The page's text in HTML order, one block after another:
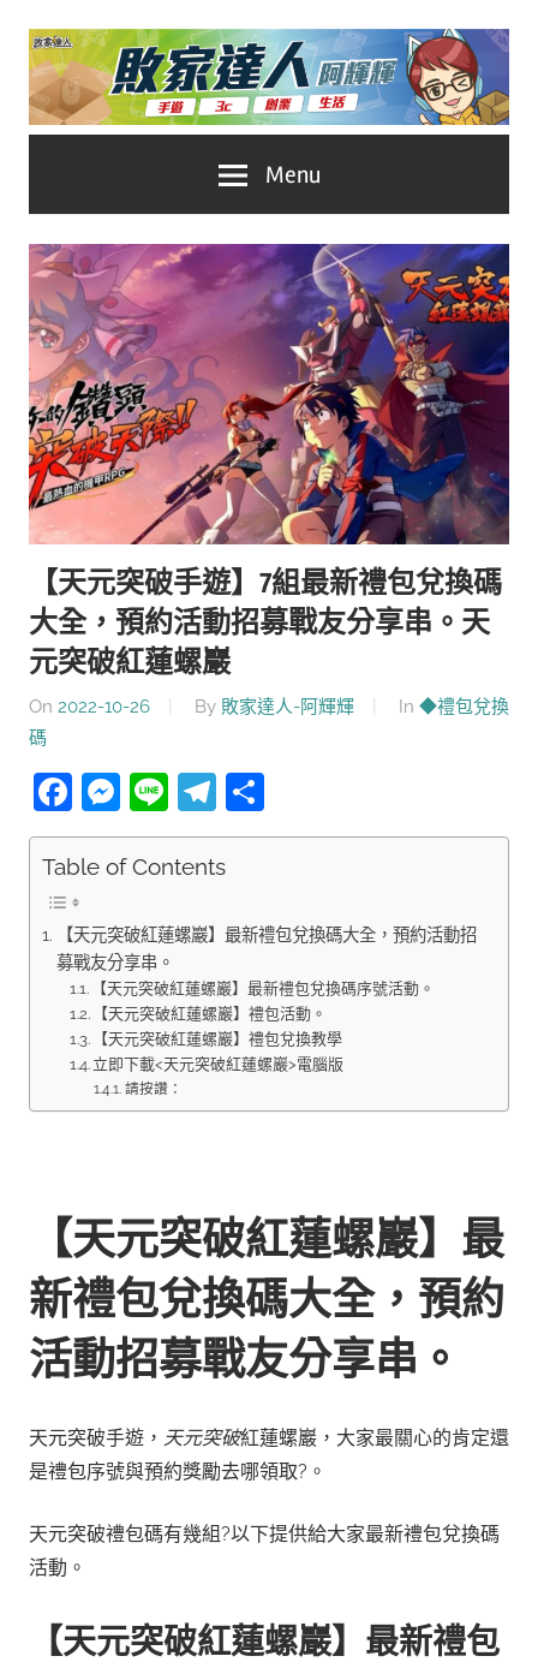
Skip
content
家
達
人
推
薦
No.1
遊
戲
科
技
自
媒
體。
Menu
【天元突破手遊】7組最新禮包兌換碼
大全，預約活動招募戰友分享串。天
元突破紅蓮螺巖
On 2022-10-26 By 敗家達人-阿輝輝 In ◆禮包兌換
碼
Facebook
Messenger
LineTelegram
享
Table of Contents
【天元突破紅蓮螺巖】最新禮包兌換碼大全，預約活動招
募戰友分享串。
【天元突破紅蓮螺巖】最新禮包兌換碼序號活動。
【天元突破紅蓮螺巖】禮包活動。
【天元突破紅蓮螺巖】禮包兌換教學
立即下載<天元突破紅蓮螺巖>電腦版
請按讚：
【天元突破紅蓮螺巖】最
新禮包兌換碼大全，預約
活動招募戰友分享串。
天元突破手遊， 天元突破紅蓮螺巖，大家最關心的肯定還
是禮包序號與預約獎勵去哪領取?。
天元突破禮包碼有幾組?以下提供給大家最新禮包兌換碼
活動。
【天元突破紅蓮螺巖】最新禮包